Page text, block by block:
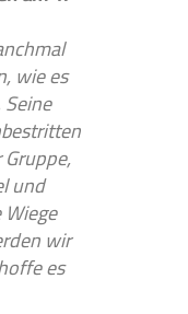
wie es
und
wir
es